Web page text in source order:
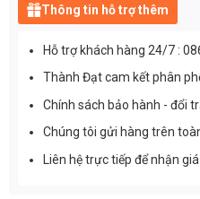
Thông tin hỗ trợ thêm
Hỗ trợ khách hàng 24/7 :
Thành Đạt cam kết phân
Chính sách bảo hành - đổi
Chúng tôi gửi hàng trên
Liên hệ trực tiếp để nhận